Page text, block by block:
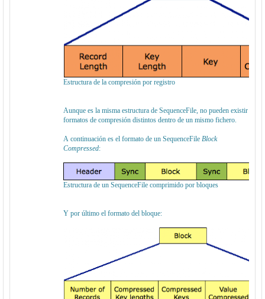
Estructura de la compresión por registro
Aunque es la misma estructura de SequenceFile, no pueden existir
formatos de compresión distintos dentro de un mismo fichero.
A continuación es el formato de un SequenceFile Block
Compressed:
Estructura de un SequenceFile comprimido por bloques
Y por último el formato del bloque: